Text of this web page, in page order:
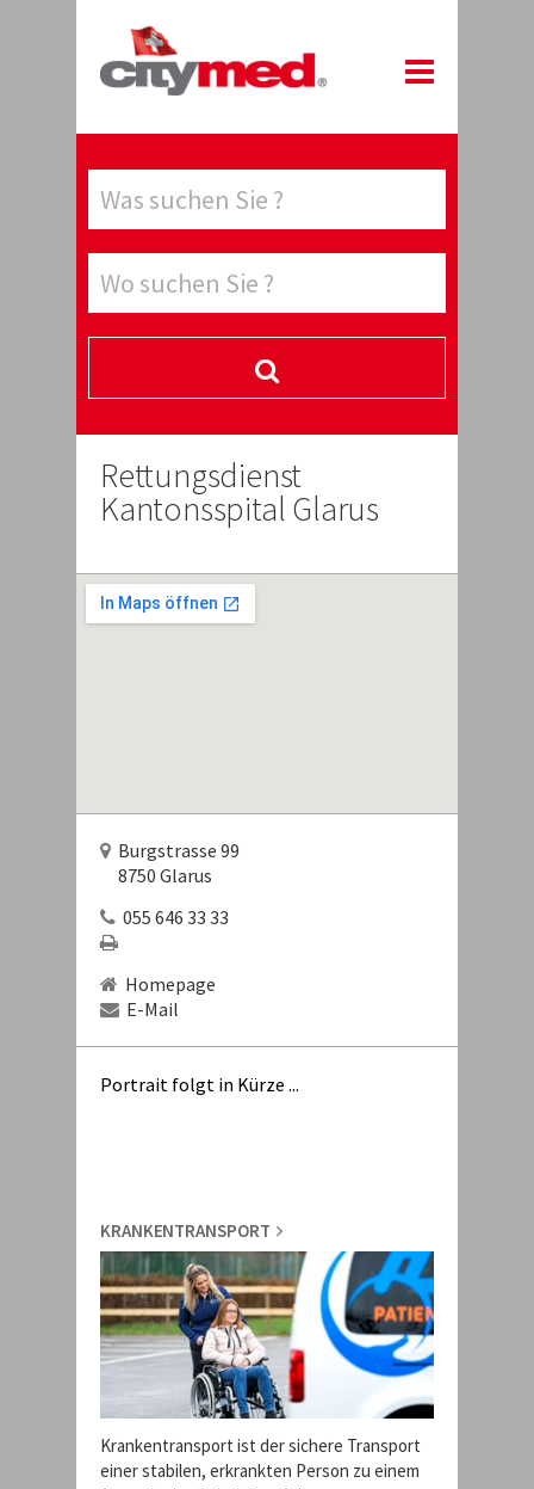
Rettungsdienst
Kantonsspital Glarus
Burgstrasse 99
8750 Glarus
055 646 33 33
Homepage
E-Mail
Portrait folgt in Kürze ...
KRANKENTRANSPORT
Krankentransport ist der sichere Transport
einer stabilen, erkrankten Person zu einem